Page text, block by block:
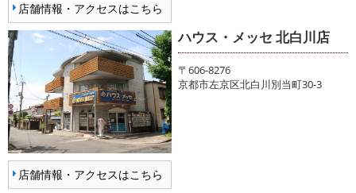
店舗情報・アクセスはこちら
店舗情報・アクセスはこちら
ハウス・メッセ 北白川店
〒606-8276
京都市左京区北白川別当町30-3